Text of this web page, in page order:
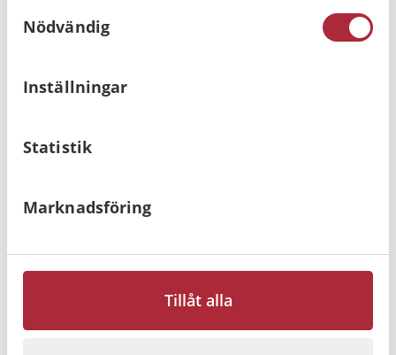
samlat in när du har använt deras tjänster.
Nödvändig
Inställningar
Statistik
Marknadsföring
Tillåt alla
2 480kr Gå till
I lager
ProAid Första
hjälpen tavla Kontor
1 120kr Gå till
Första hjälpen
Ryggsäck komplett,
2 000kr Gå till